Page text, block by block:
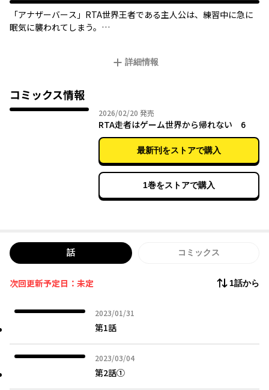
「アナザーバース」RTA世界王者である主人公は、練習中に急に
眠気に襲われてしまう。
いつもより体が動くこの神環境なら、RTAするしかない！
ゲームの世界を誰よりも早くクリアせよ！
バグ技を駆使して戦う、”””最速”””の異世界ファンタジー!!
詳細情報
コミックス情報
2026/02/20 2026年02月20日
発売
RTA走者はゲーム世界から帰れない 6
最新刊をストアで購入
1巻をストアで購入
話 コミックス
次回更新予定日：未定 1話から
2023/01/31
2023年01月31日
第1話
2023/03/04
2023年03月04日
第2話①